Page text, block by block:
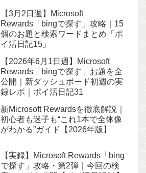
【3月2日週】Microsoft
Rewards「bingで探す」攻略｜15
個のお題と検索ワードまとめ「ポ
イ活日記15」
【2026年6月1日週】Microsoft
Rewards「bingで探す」お題を全
公開｜新ダッシュボード初週の実
録レポ｜ポイ活日記31
新Microsoft Rewardsを徹底解説｜
初心者も迷子も“これ1本で全体像
がわかる”ガイド【2026年版】
【実録】Microsoft Rewards「bing
で探す」攻略・第2弾｜今回の検